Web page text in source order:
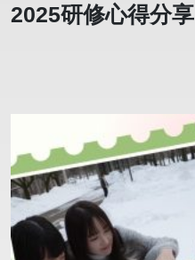
2025研修心得分享